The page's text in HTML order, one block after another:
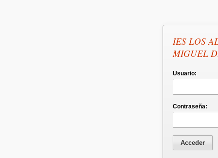
IES LOS
MIGUEL
Usuario:
Contraseña: